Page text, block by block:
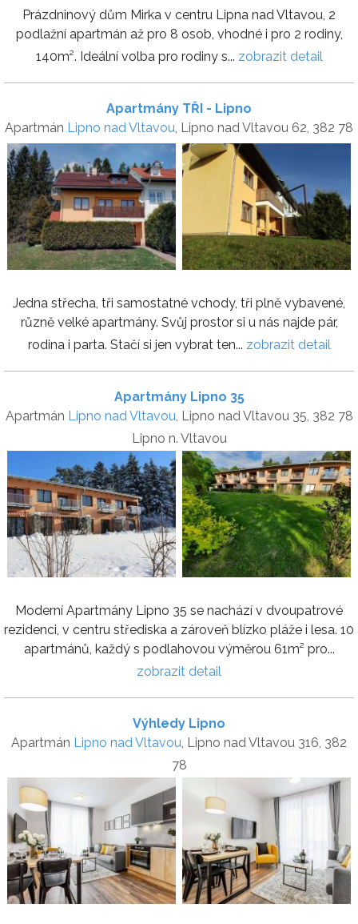
Prázdninový dům Mirka v centru Lipna nad Vltavou, 2
podlažní apartmán až pro 8 osob, vhodné i pro 2 rodiny,
140m². Ideální volba pro rodiny s... zobrazit detail
Apartmány TŘI - Lipno
Apartmán Lipno nad Vltavou , Lipno nad Vltavou 62, 382 78
Jedna střecha, tři samostatné vchody, tři plně vybavené,
různě velké apartmány. Svůj prostor si u nás najde pár,
rodina i parta. Stačí si jen vybrat ten... zobrazit detail
Apartmány Lipno 35
Apartmán Lipno nad Vltavou, Lipno nad Vltavou 35, 382 78
Lipno n. Vltavou
Moderní Apartmány Lipno 35 se nachází v dvoupatrové
rezidenci, v centru střediska a zároveň blízko pláže i lesa. 10
apartmánů, každý s podlahovou výměrou 61m² pro...
zobrazit detail
Výhledy Lipno
Apartmán Lipno nad Vltavou, Lipno nad Vltavou 316, 382
78